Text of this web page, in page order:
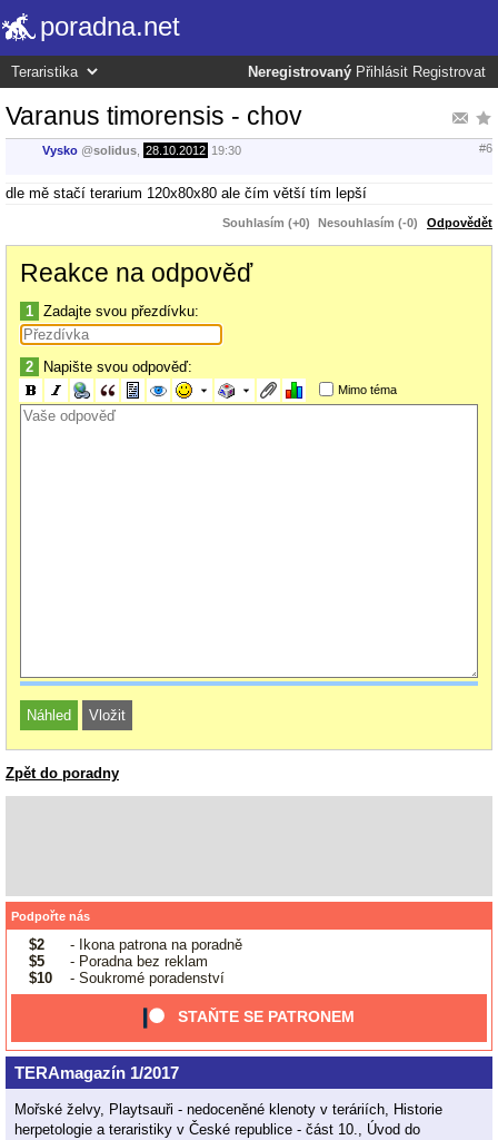
poradna.net
Neregistrovaný Přihlásit Registrovat
Varanus timorensis - chov
Vysko @solidus 28.10.2012 19:30 #6
dle mě stačí terarium 120x80x80 ale čím větší tím lepší
Souhlasím (+0) Nesouhlasím (-0) Odpovědět
Reakce na odpověď
1 Zadajte svou přezdívku:
2 Napište svou odpověď:
Mimo téma
Zpět do poradny
Podpořte nás
$2
- Ikona patrona na poradně
$5
- Poradna bez reklam
$10
- Soukromé poradenství
STAŇTE SE PATRONEM
TERAmagazín 1/2017
Mořské želvy, Playtsauři - nedoceněné klenoty v teráriích, Historie
herpetologie a teraristiky v České republice - část 10., Úvod do